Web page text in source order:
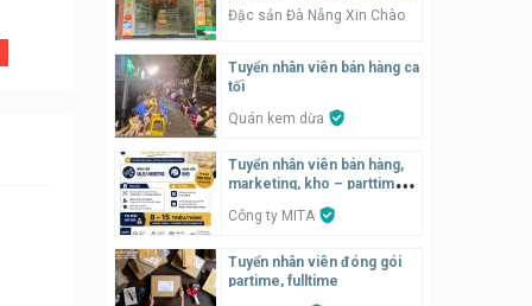
Đặc sản Đà Nẵng Xin Chào
Tuyển nhân viên bán hàng ca
tối
Quán kem dừa
Tuyển nhân viên bán hàng,
marketing, kho – parttime,
Công ty MITA
Tuyển nhân viên đóng gói
partime, fulltime